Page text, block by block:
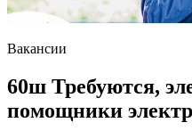
Вакансии
60ш Требуются,
помощники